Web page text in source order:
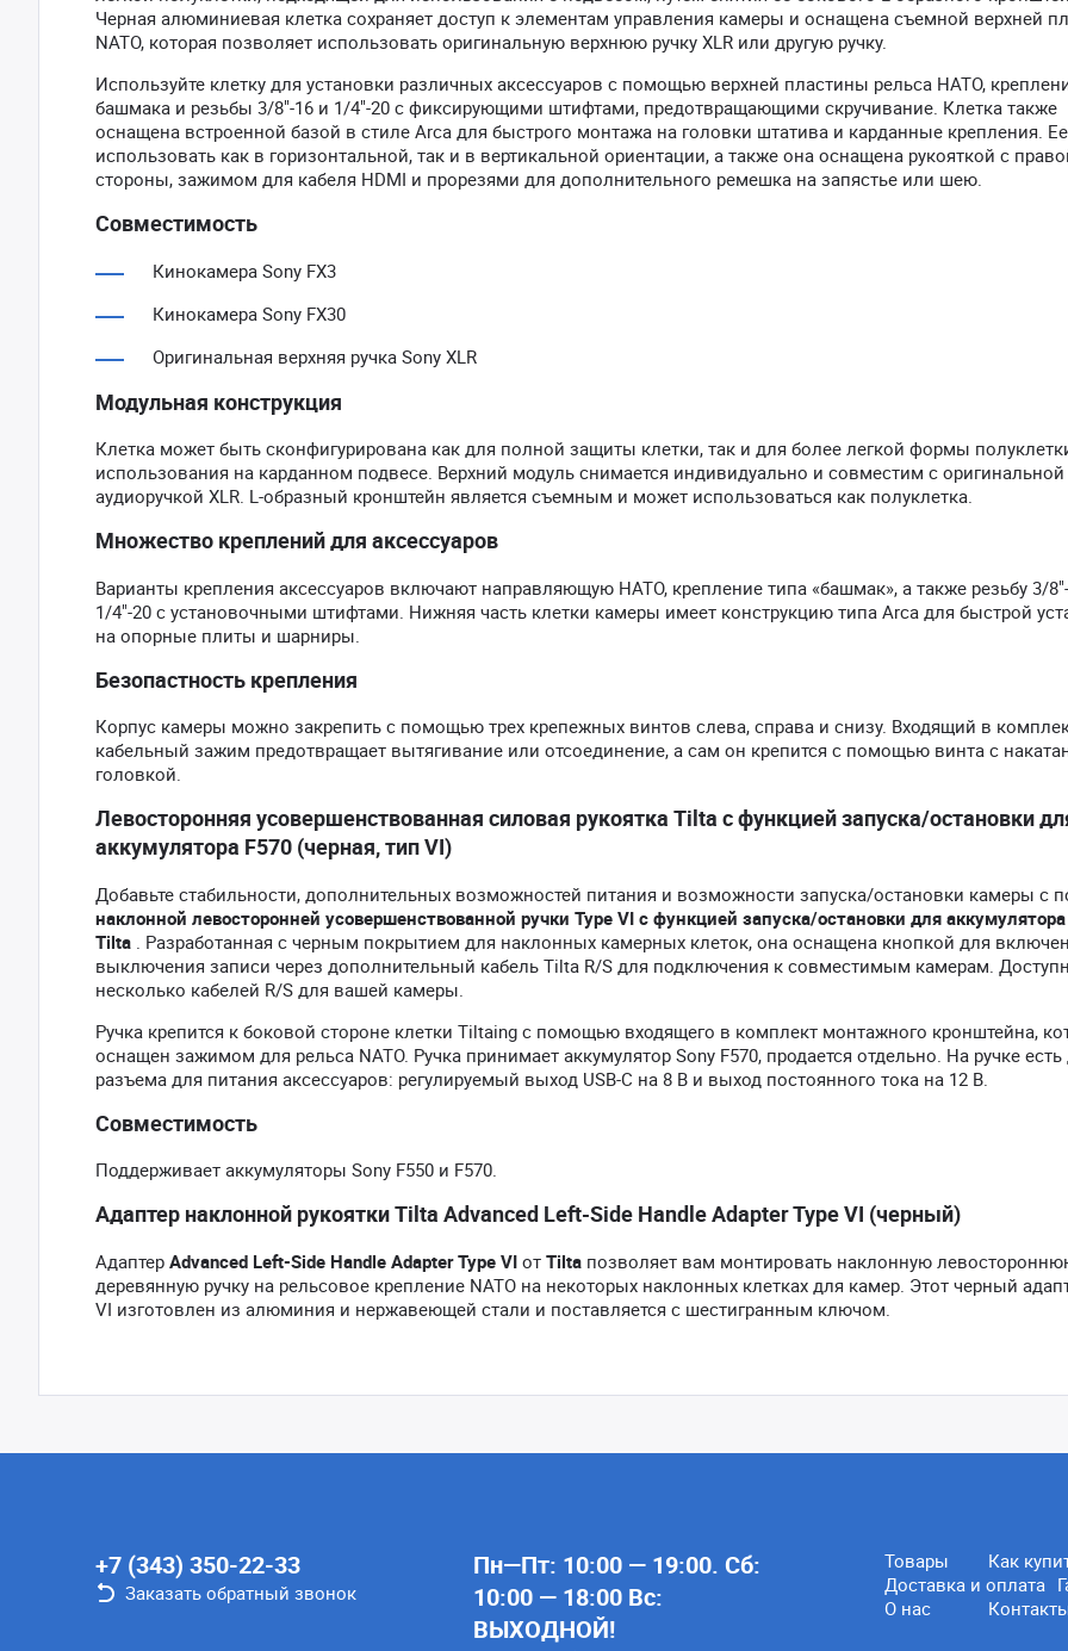
Черная алюминиевая клетка сохраняет доступ к элементам управления камеры и оснащена съемной верхней
NATO, которая позволяет использовать оригинальную верхнюю ручку XLR или другую ручку.
Используйте клетку для установки различных аксессуаров с помощью верхней пластины рельса НАТО,
башмака и резьбы 3/8"-16 и 1/4"-20 с фиксирующими штифтами, предотвращающими скручивание. Клетка также
оснащена встроенной базой в стиле Arca для быстрого монтажа на головки штатива и карданные крепления.
использовать как в горизонтальной, так и в вертикальной ориентации, а также она оснащена рукояткой с
стороны, зажимом для кабеля HDMI и прорезями для дополнительного ремешка на запястье или шею.
Совместимость
Кинокамера Sony FX3
Кинокамера Sony FX30
Оригинальная верхняя ручка Sony XLR
Модульная конструкция
Клетка может быть сконфигурирована как для полной защиты клетки, так и для более легкой формы
использования на карданном подвесе. Верхний модуль снимается индивидуально и совместим с оригинальной
аудиоручкой XLR. L-образный кронштейн является съемным и может использоваться как полуклетка.
Множество креплений для аксессуаров
Варианты крепления аксессуаров включают направляющую НАТО, крепление типа «башмак», а также резьбу 3/
1/4"-20 с установочными штифтами. Нижняя часть клетки камеры имеет конструкцию типа Arca для быстрой
на опорные плиты и шарниры.
Безопастность крепления
Корпус камеры можно закрепить с помощью трех крепежных винтов слева, справа и снизу. Входящий в
кабельный зажим предотвращает вытягивание или отсоединение, а сам он крепится с помощью винта с
головкой.
Левосторонняя усовершенствованная силовая рукоятка Tilta с функцией запуска/остановки
аккумулятора F570 (черная, тип VI)
Добавьте стабильности, дополнительных возможностей питания и возможности запуска/остановки камеры с
наклонной левосторонней усовершенствованной ручки Type VI с функцией запуска/остановки для
Tilta . Разработанная с черным покрытием для наклонных камерных клеток, она оснащена кнопкой для
выключения записи через дополнительный кабель Tilta R/S для подключения к совместимым камерам.
несколько кабелей R/S для вашей камеры.
Ручка крепится к боковой стороне клетки Tiltaing с помощью входящего в комплект монтажного кронштейна,
оснащен зажимом для рельса NATO. Ручка принимает аккумулятор Sony F570, продается отдельно. На ручке есть
разъема для питания аксессуаров: регулируемый выход USB-C на 8 В и выход постоянного тока на 12 В.
Совместимость
Поддерживает аккумуляторы Sony F550 и F570.
Адаптер наклонной рукоятки Tilta Advanced Left-Side Handle Adapter Type VI (черный)
Адаптер Advanced Left-Side Handle Adapter Type VI от Tilta позволяет вам монтировать наклонную
деревянную ручку на рельсовое крепление NATO на некоторых наклонных клетках для камер. Этот черный
VI изготовлен из алюминия и нержавеющей стали и поставляется с шестигранным ключом.
+7 (343) 350-22-33
Заказать обратный звонок
Пн—Пт: 10:00 — 19:00. Сб:
10:00 — 18:00 Вс:
ВЫХОДНОЙ!
Товары
Как
Доставка и оплата
О нас